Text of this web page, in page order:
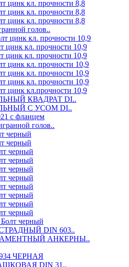
цинк кл. прочности 8,8
цинк кл. прочности 8,8
цинк кл. прочности 8,8
голов..
цинк кл. прочности 10,9
цинк кл. прочности 10,9
цинк кл. прочности 10,9
цинк кл. прочности 10,9
цинк кл. прочности 10,9
цинк кл. прочности 10,9
цинк кл.прочности 10,9
КВАДРАТ DI..
С УСОМ DI..
c фланцем
голов..
черный
черный
черный
черный
черный
черный
черный
черный
черный
черный
черный
DIN 603..
АНКЕРНЫ..
ЧЕРНАЯ
DIN 31..